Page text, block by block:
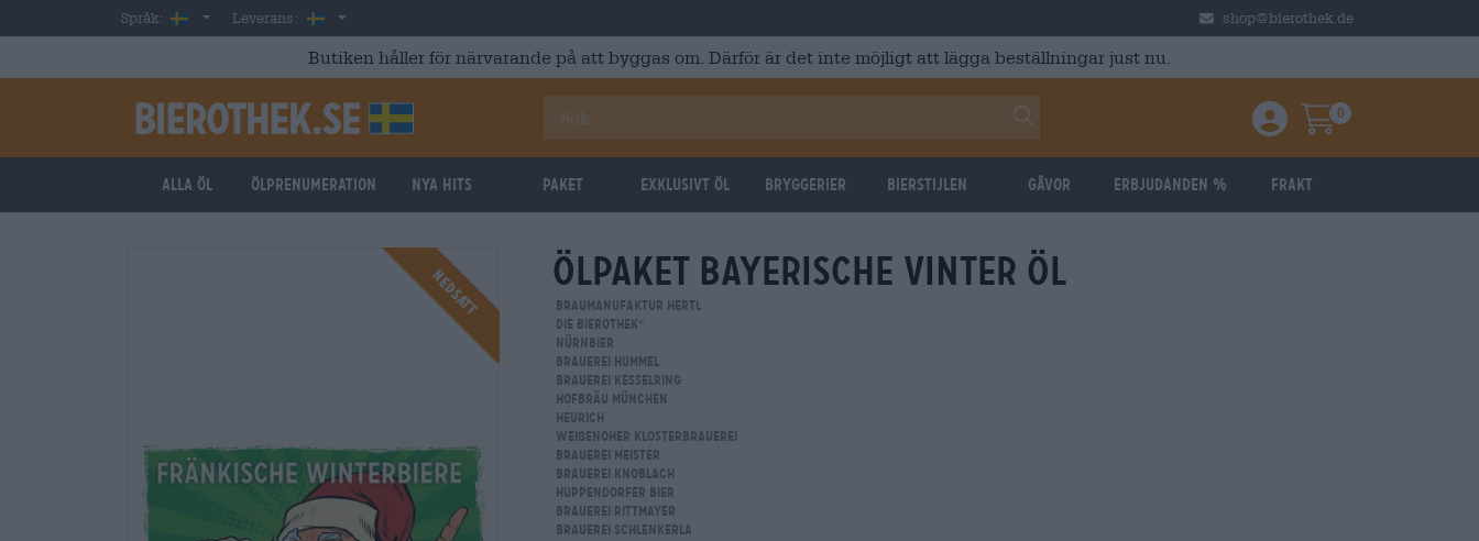
Skip to main content
Språk: SwedishLeverans: Sverige shop@bierothek.de
Butiken håller för närvarande på att byggas om. Därför är det inte möjligt att lägga beställningar just nu.
Einloggen / Anmelden
Warenkorb
0
Alla öl ölprenumeration Nya hits Paket Exklusivt Öl Bryggerier Bierstijlen Gåvor Erbjudanden % Frakt
Nedsatt Nedsatt
Ölpaket bayerische Vinter öl
Braumanufaktur Hertl
Die Bierothek
Nürnbier
Brauerei Hummel
Brauerei Kesselring
Hofbräu München
Heurich
Weißenoher Klosterbrauerei
Brauerei Meister
Brauerei Knoblach
Huppendorfer Bier
Brauerei Rittmayer
Brauerei Schlenkerla